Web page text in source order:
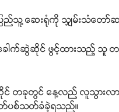
ဆေးရုံကို သျှမ်းသံတော်ဆင့်
ဆိုင် ဖွင့်ထားသည့် သူ တဦးဖ
တခုတွင် နေ့လည် လူသွားလာမ
နတ်ပစ်သတ်ခံခဲ့ရသည်။